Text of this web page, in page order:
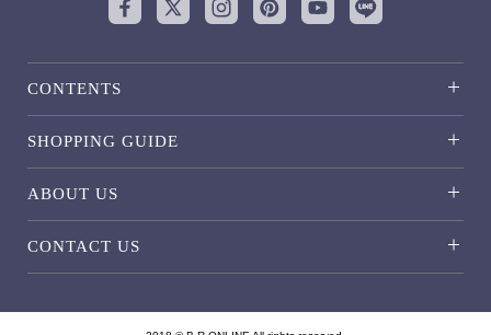
CONTENTS
SHOPPING GUIDE
ABOUT US
CONTACT US